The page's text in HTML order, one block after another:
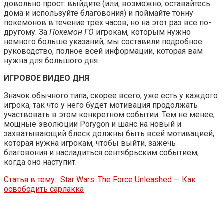
довольно прост: выйдите (или, возможно, оставайтесь
дома и используйте благовония) и поймайте тонну
покемонов в течение трех часов, но на этот раз все по-
другому. За Покемон ГО игрокам, которым нужно
немного больше указаний, мы составили подробное
руководство, полное всей информации, которая вам
нужна для большого дня.
ИГРОВОЕ ВИДЕО ДНЯ
Значок обычного типа, скорее всего, уже есть у каждого
игрока, так что у него будет мотивация продолжать
участвовать в этом конкретном событии. Тем не менее,
мощные эволюции Porygon и шанс на новый и
захватывающий блеск должны быть всей мотивацией,
которая нужна игрокам, чтобы выйти, зажечь
благовония и насладиться сентябрьским событием,
когда оно наступит.
Статья в тему: Star Wars: The Force Unleashed — Как
освободить сарлакка